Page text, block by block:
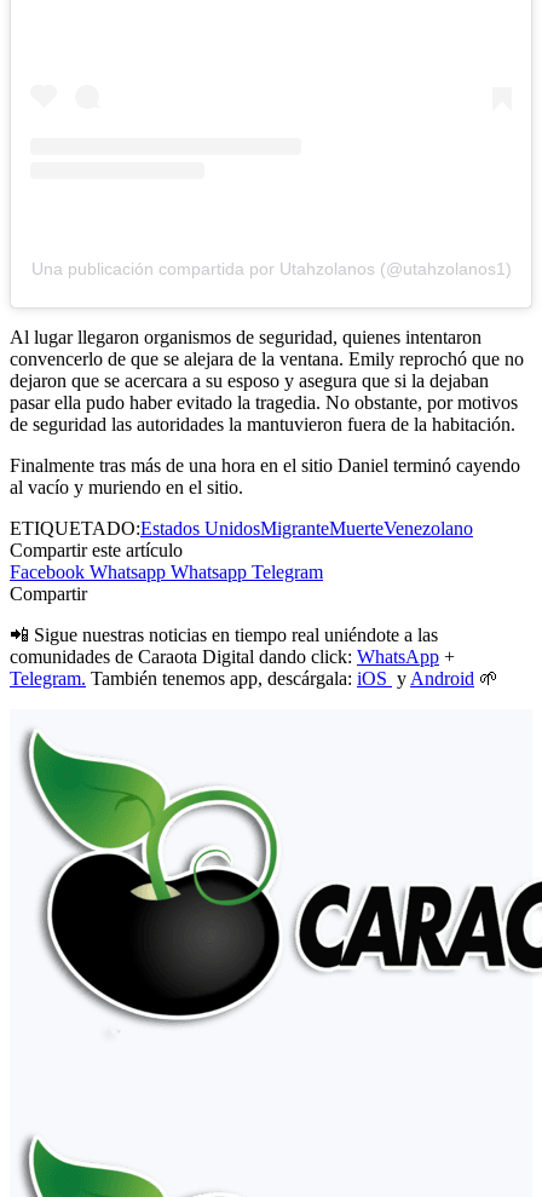
Una publicación compartida por Utahzolanos (@utahzolanos1)
Al lugar llegaron organismos de seguridad, quienes intentaron
convencerlo de que se alejara de la ventana. Emily reprochó que no
dejaron que se acercara a su esposo y asegura que si la dejaban
pasar ella pudo haber evitado la tragedia. No obstante, por motivos
de seguridad las autoridades la mantuvieron fuera de la habitación.
Finalmente tras más de una hora en el sitio Daniel terminó cayendo
al vacío y muriendo en el sitio.
ETIQUETADO:Estados UnidosMigranteMuerteVenezolano
Compartir este artículo
Facebook Whatsapp Whatsapp Telegram
Compartir
📲 Sigue nuestras noticias en tiempo real uniéndote a las
comunidades de Caraota Digital dando click: WhatsApp +
Telegram. También tenemos app, descárgala: iOS yAndroid 🌱